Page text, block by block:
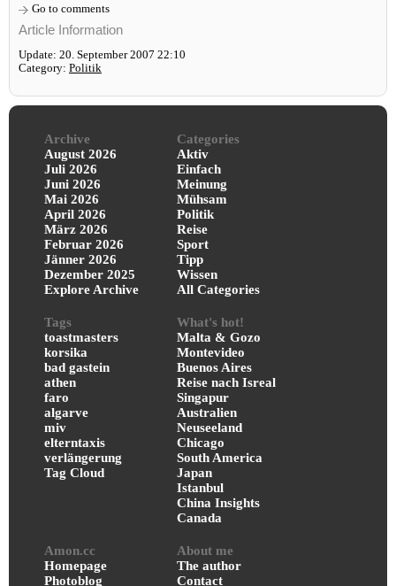
Go to comments
Article Information
Update: 20. September 2007 22:10
Category: Politik
Archive
August 2026
Juli 2026
Juni 2026
Mai 2026
April 2026
März 2026
Februar 2026
Jänner 2026
Dezember 2025
Explore Archive
Categories
Aktiv
Einfach
Meinung
Mühsam
Politik
Reise
Sport
Tipp
Wissen
All Categories
Tags
toastmasters
korsika
bad gastein
athen
faro
algarve
miv
elterntaxis
verlängerung
Tag Cloud
What's hot!
Malta & Gozo
Montevideo
Buenos Aires
Reise nach Isreal
Singapur
Australien
Neuseeland
Chicago
South America
Japan
Istanbul
China Insights
Canada
Amon.cc
Homepage
Photoblog
About me
The author
Contact